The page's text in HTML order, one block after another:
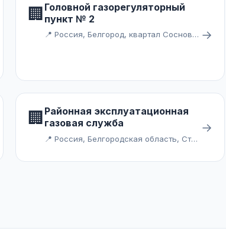
🏢 Головной газорегуляторный
пункт № 2
📍 Россия, Белгород, квартал Сосновка →
🏢 Районная эксплуатационная
газовая служба
📍 Россия, Белгородская область, Старый Оскол, Ямская промзона
→